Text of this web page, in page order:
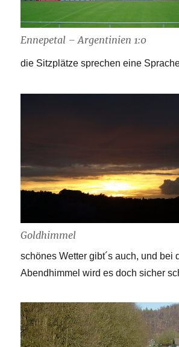
Ennepetal – Argentinien 1:0
die Sitzplätze sprechen eine
Goldhimmel
schönes Wetter gibt´s auch, und bei
Abendhimmel wird es doch sicher